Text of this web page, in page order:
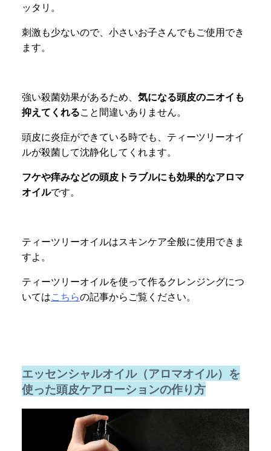
ッタリ。
刺激も少ないので、小さいお子さんでもご使用でき
ます。
強い殺菌効果があるため、 気になる頭皮のニオイも
抑えてくれること間違いありません。
頭皮に炎症ができている時でも、ティーツリーオイ
ルが殺菌して沈静化してくれます。
フケや痒みなどの頭皮トラブルにも効果的なアロマ
オイルです。
ティーツリーオイルはスキンケア全般に使用できま
すよ。
ティーツリーオイルを使って作るクレンジングにつ
いてはこちらの記事からご覧ください。
エッセンシャルオイル（アロマオイル）を
使った頭皮ケアローションの作り方